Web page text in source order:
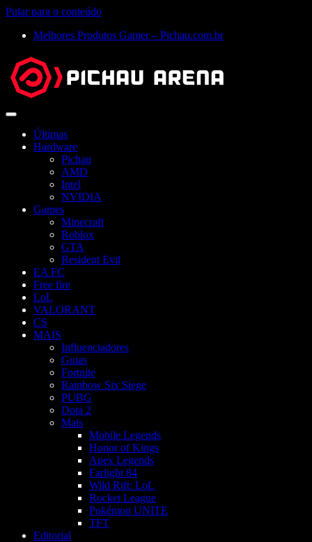
Pular para o conteúdo
Melhores Produtos Gamer – Pichau.com.br
Abrir
Últimas
Hardware
Pichau
AMD
Intel
NVIDIA
Games
Minecraft
Roblox
GTA
Resident Evil
EA FC
Free fire
LoL
VALORANT
CS
MAIS
Influenciadores
Guias
Fortnite
Rainbow Six Siege
PUBG
Dota 2
Mais
Mobile Legends
Honor of Kings
Apex Legends
Farlight 84
Wild Rift: LoL
Rocket League
Pokémon UNITE
TFT
Editorial